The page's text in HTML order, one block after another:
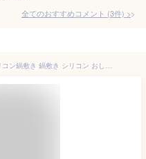
全てのおすすめコメント (3件) >
1000円ぽっきり！【2枚セット】シリコン鍋敷き 鍋敷き シリコン おしゃれ インスタ映え 北欧風 鍋 北欧 洗える 小物置き やわらかい 耐熱 2枚セット 新作 送料無料 ファッション おしゃれ 9A89